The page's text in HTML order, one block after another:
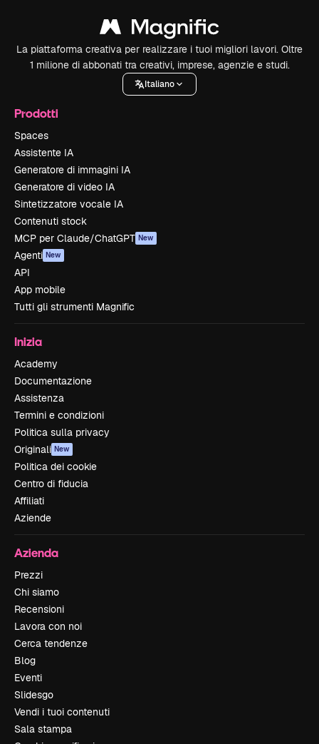
La piattaforma creativa per realizzare i tuoi migliori lavori. Oltre
1 milione di abbonati tra creativi, imprese, agenzie e studi.
Italiano
Prodotti
Spaces
Assistente IA
Generatore di immagini IA
Generatore di video IA
Sintetizzatore vocale IA
Contenuti stock
MCP per Claude/ChatGPT New
Agenti New
API
App mobile
Tutti gli strumenti Magnific
Inizia
Academy
Documentazione
Assistenza
Termini e condizioni
Politica sulla privacy
Originali New
Politica dei cookie
Centro di fiducia
Affiliati
Aziende
Azienda
Prezzi
Chi siamo
Recensioni
Lavora con noi
Cerca tendenze
Blog
Eventi
Slidesgo
Vendi i tuoi contenuti
Sala stampa